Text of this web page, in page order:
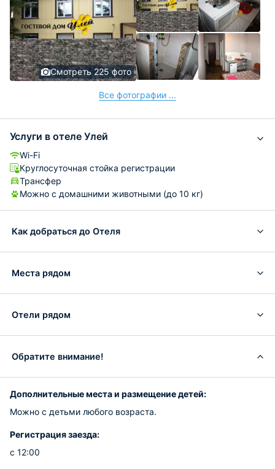
Матрасы старенькие, чувствуются пружинки. Подушки
с шишками, тоже старенькие. На одну ночьку - советую
Соотношение ЦЕНА-КАЧЕСТВО
Смотреть 225 фото
Все фотографии ...
Услуги в отеле Улей
Wi-Fi
Круглосуточная стойка регистрации
Трансфер
Можно с домашними животными (до 10 кг)
Как добраться до Отеля
Места рядом
Отели рядом
Обратите внимание!
Дополнительные места и размещение детей:
Можно с детьми любого возраста.
Регистрация заезда:
с 12:00